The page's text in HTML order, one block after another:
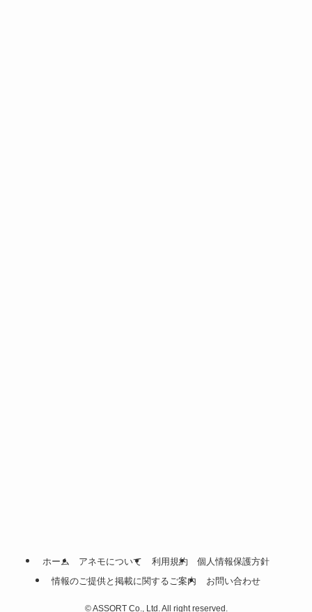
ホーム アネモについて 利用規約
個人情報保護方針
情報のご提供と掲載に関するご案内
お問い合わせ
©ASSORT Co., Ltd. All right reserved.